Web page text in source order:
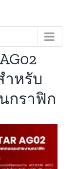
ำหรับ
กราฟิก